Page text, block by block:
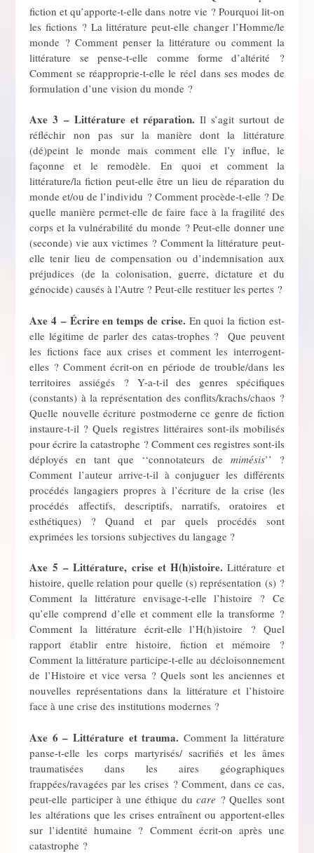
fiction et qu’apporte-t-elle dans notre vie ? Pourquoi lit-on
les fictions ? La littérature peut-elle changer l’Homme/le
monde ? Comment penser la littérature ou comment la
littérature se pense-t-elle comme forme d’altérité ?
Comment se réapproprie-t-elle le réel dans ses modes de
formulation d’une vision du monde ?
Axe 3 – Littérature et réparation.Il s’agit surtout de
réfléchir non pas sur la manière dont la littérature
(dé)peint le monde mais comment elle l’y influe, le
façonne et le remodèle. En quoi et comment la
littérature/la fiction peut-elle être un lieu de réparation du
monde et/ou de l’individu ? Comment procède-t-elle ? De
quelle manière permet-elle de faire face à la fragilité des
corps et la vulnérabilité du monde ? Peut-elle donner une
(seconde) vie aux victimes ? Comment la littérature peut-
elle tenir lieu de compensation ou d’indemnisation aux
préjudices (de la colonisation, guerre, dictature et du
génocide) causés à l’Autre ? Peut-elle restituer les pertes ?
Axe 4 – Écrire en temps de crise. En quoi la fiction est-
elle légitime de parler des catas-trophes ? Que peuvent
les fictions face aux crises et comment les interrogent-
elles ? Comment écrit-on en période de trouble/dans les
territoires assiégés ? Y-a-t-il des genres spécifiques
(constants) à la représentation des conflits/krachs/chaos ?
Quelle nouvelle écriture postmoderne ce genre de fiction
instaure-t-il ? Quels registres littéraires sont-ils mobilisés
pour écrire la catastrophe ? Comment ces registres sont-ils
déployés en tant que ‘‘connotateurs de mimésis’’ ?
Comment l’auteur arrive-t-il à conjuguer les différents
procédés langagiers propres à l’écriture de la crise (les
procédés affectifs, descriptifs, narratifs, oratoires et
esthétiques) ? Quand et par quels procédés sont
exprimées les torsions subjectives du langage ?
Axe 5 – Littérature, crise et H(h)istoire.Littérature et
histoire, quelle relation pour quelle (s) représentation (s) ?
Comment la littérature envisage-t-elle l’histoire ? Ce
qu’elle comprend d’elle et comment elle la transforme ?
Comment la littérature écrit-elle l’H(h)istoire ? Quel
rapport établir entre histoire, fiction et mémoire ?
Comment la littérature participe-t-elle au décloisonnement
de l’Histoire et vice versa ? Quels sont les anciennes et
nouvelles représentations dans la littérature et l’histoire
face à une crise des institutions modernes ?
Axe 6 – Littérature et trauma. Comment la littérature
panse-t-elle les corps martyrisés/ sacrifiés et les âmes
traumatisées dans les aires géographiques
frappées/ravagées par les crises ? Comment, dans ce cas,
peut-elle participer à une éthique ducare ? Quelles sont
les altérations que les crises entraînent ou apportent-elles
sur l’identité humaine ? Comment écrit-on après une
catastrophe ?